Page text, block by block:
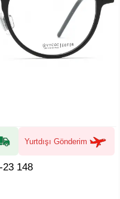
Yurtdışı Gönderim
148